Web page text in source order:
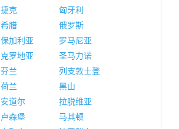
捷克
匈牙利
希腊
俄罗斯
保加利亚
罗马尼亚
克罗地亚
圣马力诺
芬兰
列支敦士登
荷兰
黑山
安道尔
拉脱维亚
卢森堡
马其顿